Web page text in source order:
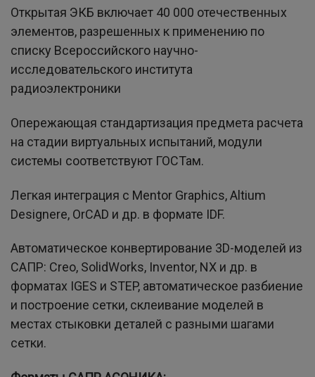
Открытая ЭКБ включает 40 000 отечественных
элементов, разрешенных к применению по
списку Всероссийского научно-
исследовательского института
радиоэлектроники
Опережающая стандартизация предмета расчета
на стадии виртуальных испытаний, модули
системы соответствуют ГОСТам.
Легкая интеграция с Mentor Graphics, Altium
Designere, OrCAD и др. в формате IDF.
Автоматическое конвертирование 3D-моделей из
САПР: Creo, SolidWorks, Inventor, NX и др. в
форматах IGES и STEP, автоматическое разбиение
и построение сетки, склеивание моделей в
местах стыковки деталей с разными шагами
сетки.